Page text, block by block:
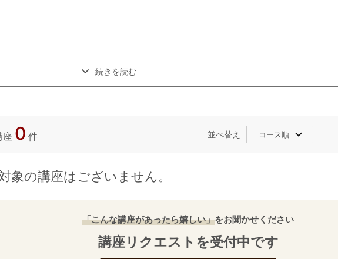
続きを読む
座 0 件 並べ替え
象の講座はございません。
「こんな講座があったら嬉しい」をお聞かせください
講座リクエストを受付中です